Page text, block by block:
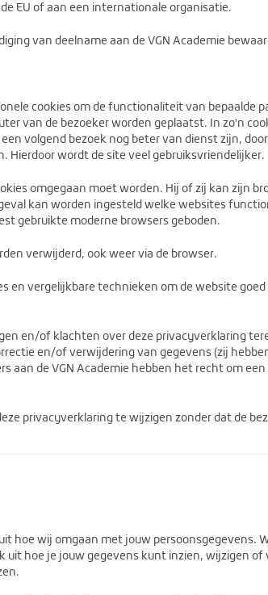
EU of aan een internationale organisatie.
van deelname aan de VGN Academie
cookies om de functionaliteit van
van de bezoeker worden geplaatst. In zo'n
een volgend bezoek nog beter van dienst zijn,
wordt de site veel gebruiksvriendelijker.
omgegaan moet worden. Hij of zij kan zijn
kan worden ingesteld welke websites
gebruikte moderne browsers geboden.
verwijderd, ook weer via de browser.
en vergelijkbare technieken om de website
en/of klachten over deze privacyverklaring
en/of verwijdering van gegevens (zij
aan de VGN Academie hebben het recht om
privacyverklaring te wijzigen zonder dat de
hoe wij omgaan met jouw
uit hoe je jouw gegevens kunt inzien, wijzigen